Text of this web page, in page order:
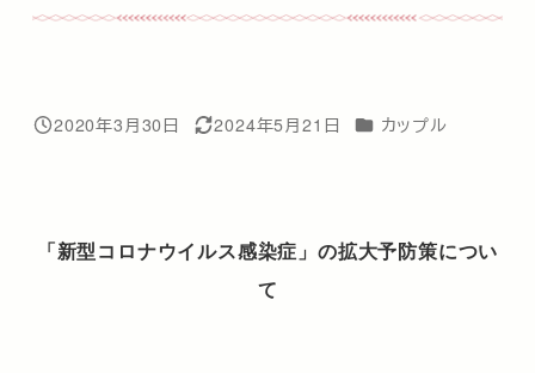
投稿日
2020年3月30日
更新日
2024年5月21日 カテゴリー
カップル
「新型コロナウイルス感染症」の拡大予防策につい
て